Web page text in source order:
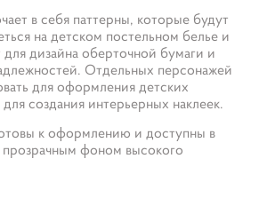
в себя паттерны, которые будут
на детском постельном белье и
дизайна оберточной бумаги и
Отдельных персонажей
для оформления детских
создания интерьерных наклеек.
к оформлению и доступны в
фоном высокого